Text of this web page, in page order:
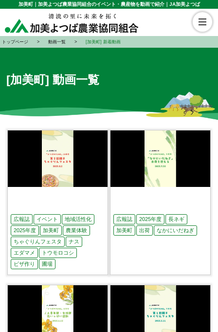
加美町｜加美よつば農業協同組合のイベント・農産物を動画で紹介｜JA加美よつば
トップページ 動画一覧 [加美町] 新着動画
[加美町] 動画一覧
広報誌 イベント
地域活性化
2025年度
加美町
農業体験
ちゃぐりんフェスタ
ナス
エダマメ
トウモロコシ
ピザ作り
圃場
第２回親子ちゃぐりんフェス
広報誌 2025年度
長ネギ
加美町
出荷 なかにいだねぎ
「なかにいだねぎ」出荷を迎